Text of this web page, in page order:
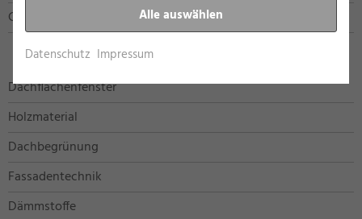
Cookie Einstellungen bearbeiten
Dachflächenfenster
Holzmaterial
Dachbegrünung
Fassadentechnik
Dämmstoffe
Alle auswählen
Datenschutz Impressum